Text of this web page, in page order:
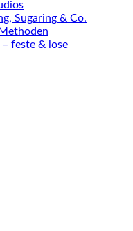
Sugaring & Co.
– feste & lose